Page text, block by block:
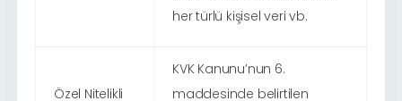
her türlü kişisel veri vb.
Özel Nitelikli
KVK Kanunu’nun 6.
maddesinde belirtilen